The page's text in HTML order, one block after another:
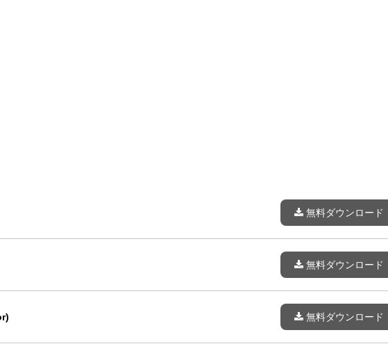
無料ダウンロード
無料ダウンロード
無料ダウンロード